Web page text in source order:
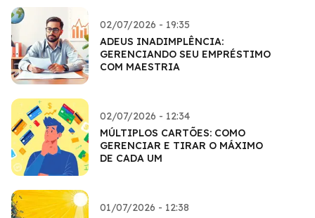
02/07/2026 - 19:35
ADEUS INADIMPLÊNCIA:
GERENCIANDO SEU EMPRÉSTIMO
COM MAESTRIA
02/07/2026 - 12:34
MÚLTIPLOS CARTÕES: COMO
GERENCIAR E TIRAR O MÁXIMO
DE CADA UM
01/07/2026 - 12:38